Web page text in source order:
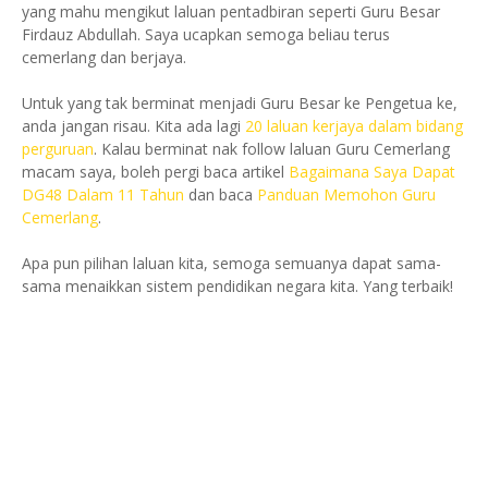
yang mahu mengikut laluan pentadbiran seperti Guru Besar
Firdauz Abdullah. Saya ucapkan semoga beliau terus
cemerlang dan berjaya.
Untuk yang tak berminat menjadi Guru Besar ke Pengetua ke,
anda jangan risau. Kita ada lagi 20 laluan kerjaya dalam bidang
perguruan. Kalau berminat nak follow laluan Guru Cemerlang
macam saya, boleh pergi baca artikel Bagaimana Saya Dapat
DG48 Dalam 11 Tahun dan baca Panduan Memohon Guru
Cemerlang.
Apa pun pilihan laluan kita, semoga semuanya dapat sama-
sama menaikkan sistem pendidikan negara kita. Yang terbaik!